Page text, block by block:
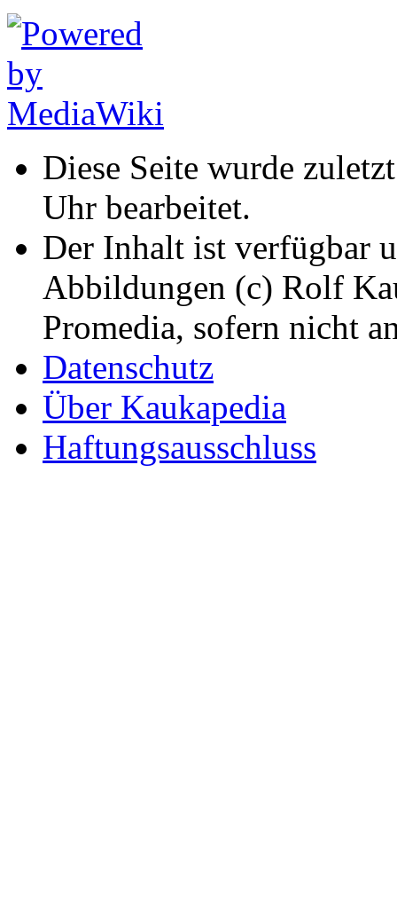
Diese Seite wurde
Uhr bearbeitet.
Der Inhalt ist verfügbar
Abbildungen (c) Rolf
Promedia, sofern nicht
Datenschutz
Über Kaukapedia
Haftungsausschluss